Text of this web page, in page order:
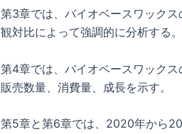
第3章では、バイオベースワック
観対比によって強調的に分析する。
第4章では、バイオベースワック
販売数量、消費量、成長を示す。
第5章と第6章では、2020年から